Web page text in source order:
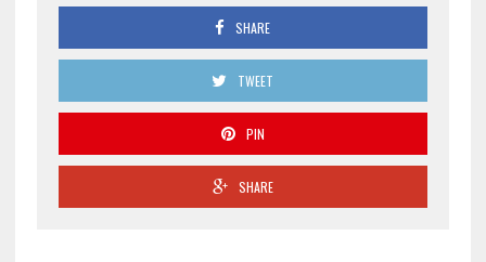
SHARE
TWEET
PIN
SHARE